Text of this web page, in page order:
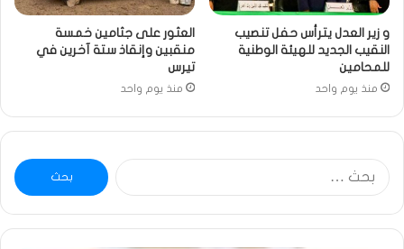
و زير العدل يترأس حفل تنصيب
النقيب الجديد للهيئة الوطنية
للمحامين
منذ يوم واحد
العثور على جثامين خمسة
منقبين وإنقاذ ستة آخرين في
تيرس
منذ يوم واحد
البحث
عن: